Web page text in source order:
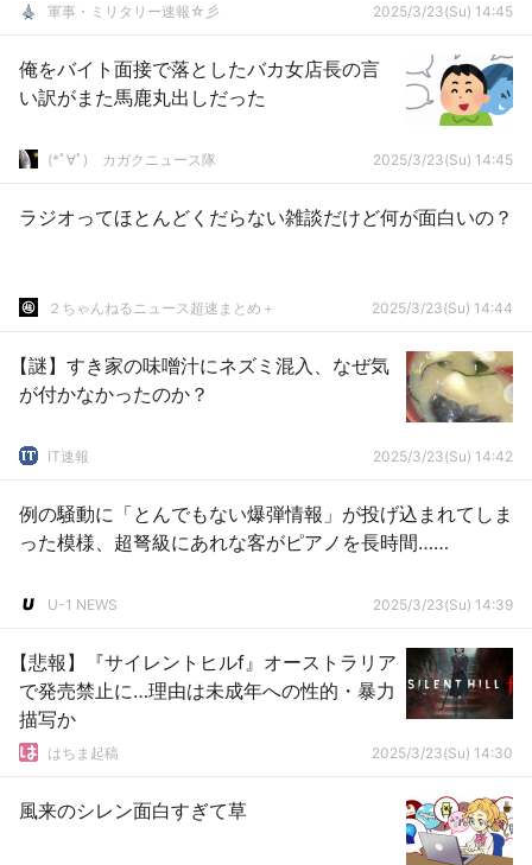
軍事・ミリタリー速報☆彡 2025/3/23(Su) 14:45
俺をバイト面接で落としたバカ女店長の言
い訳がまた馬鹿丸出しだった
(*ﾟ∀ﾟ)ゞカガクニュース隊 2025/3/23(Su) 14:45
ラジオってほとんどくだらない雑談だけど何が面白いの？
２ちゃんねるニュース超速まとめ＋ 2025/3/23(Su) 14:44
【謎】すき家の味噌汁にネズミ混入、なぜ気
が付かなかったのか？
IT速報 2025/3/23(Su) 14:42
例の騒動に「とんでもない爆弾情報」が投げ込まれてしま
った模様、超弩級にあれな客がピアノを長時間……
U-1 NEWS 2025/3/23(Su) 14:39
【悲報】『サイレントヒルf』オーストラリア
で発売禁止に…理由は未成年への性的・暴力
描写か
はちま起稿 2025/3/23(Su) 14:30
風来のシレン面白すぎて草